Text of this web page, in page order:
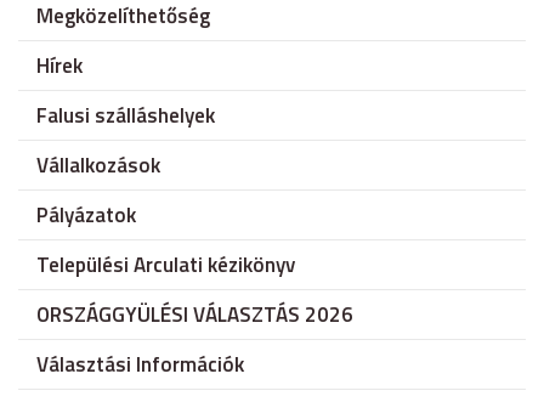
Megközelíthetőség
Hírek
Falusi szálláshelyek
Vállalkozások
Pályázatok
Települési Arculati kézikönyv
ORSZÁGGYÜLÉSI VÁLASZTÁS 2026
Választási Információk